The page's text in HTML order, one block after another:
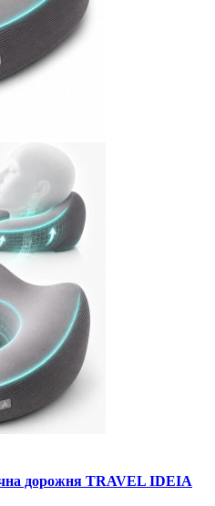
дорожня TRAVEL IDEIA